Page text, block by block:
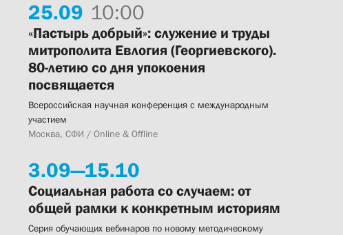
25.09 10:00
«Пастырь добрый»: служение и труды
митрополита Евлогия (Георгиевского).
80-летию со дня упокоения
посвящается
Всероссийская научная конференция с международным
участием
Москва, СФИ / Online & Offline
3.09—15.10
Социальная работа со случаем: от
общей рамки к конкретным историям
Серия обучающих вебинаров по новому методическому